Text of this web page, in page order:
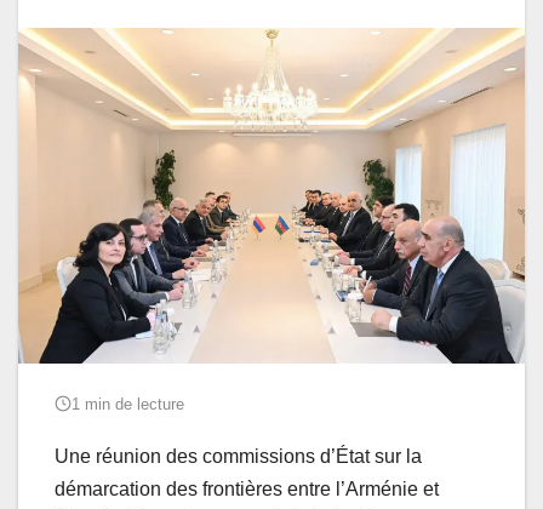
1 min de lecture
Une réunion des commissions d’État sur la
démarcation des frontières entre l’Arménie et